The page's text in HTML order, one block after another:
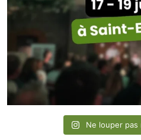
Ne louper pas